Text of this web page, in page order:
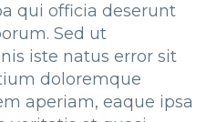
qui officia deserunt
Sed ut
iste natus error sit
doloremque
aperiam, eaque ipsa